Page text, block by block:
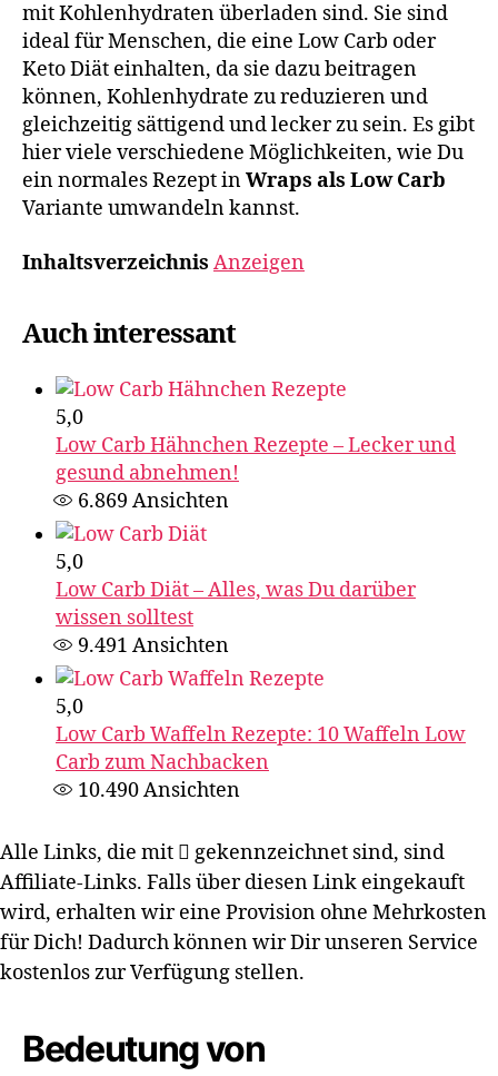
mit Kohlenhydraten überladen sind. Sie sind
ideal für Menschen, die eine Low Carb oder
Keto Diät einhalten, da sie dazu beitragen
können, Kohlenhydrate zu reduzieren und
gleichzeitig sättigend und lecker zu sein. Es gibt
hier viele verschiedene Möglichkeiten, wie Du
ein normales Rezept inWraps als Low Carb
Variante umwandeln kannst.
Inhaltsverzeichnis Anzeigen
Auch interessant
5,0
Low Carb Hähnchen Rezepte – Lecker und
gesund abnehmen!
6.869 Ansichten
5,0
Low Carb Diät – Alles, was Du darüber
wissen solltest
9.491 Ansichten
5,0
Low Carb Waffeln Rezepte: 10 Waffeln Low
Carb zum Nachbacken
10.490Ansichten
Alle Links, die mit
gekennzeichnet sind, sind
Affiliate-Links. Falls über diesen Link eingekauft
wird, erhalten wir eine Provision ohne Mehrkosten
für Dich! Dadurch können wir Dir unseren Service
kostenlos zur Verfügung stellen.
Bedeutung von